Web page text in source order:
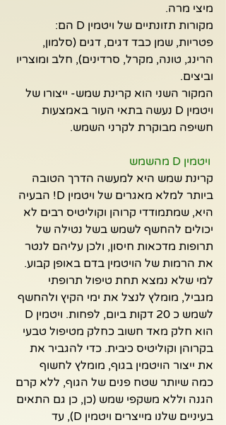
מיצי מרה.
מקורות תזונתיים של ויטמין D הם:
פטריות, שמן כבד דגים, דגים (סלמון,
הרינג, טונה, מקרל, סרדינים), חלב ומוצריו
וביצים.
המקור השני הוא קרינת שמש- ייצורו של
ויטמין D נעשה בתאי העור באמצעות
חשיפה מבוקרת לקרני השמש.
ויטמין D מהשמש
קרינת שמש היא למעשה הדרך הטובה
ביותר למלא מאגרים של ויטמין D! הבעיה
היא, שמתמודדי קרוהן וקוליטיס רבים לא
יכולים להחשף לשמש בשל נטילה של
תרופות מדכאות חיסון, ולכן עליהם לנטר
את הרמות של הויטמין בדם באופן קבוע.
למי שלא נמצא תחת טיפול תרופתי
מגביל, מומלץ לנצל את ימי הקיץ ולהחשף
הוא חלק מאד חשוב כחלק מטיפול טבעי
בקרוהן וקוליטיס כיבית. כדי להגביר את
את ייצור הויטמין בגוף, מומלץ לחשוף
כמה שיותר שטח פנים של הגוף, ללא קרם
הגנה וללא משקפי שמש (כן, כן גם התאים
בעיניים שלנו מייצרים ויטמין D), עד